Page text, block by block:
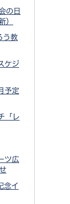
の日
）
う教
ケジ
予定
「レ
ツ広
念イ